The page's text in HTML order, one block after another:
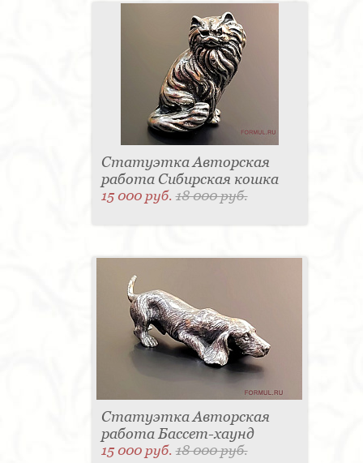
Статуэтка Авторская
работа Сибирская кошка
15 000 руб.18 000 руб.
Статуэтка Авторская
работа Бассет-хаунд
15 000 руб.18 000 руб.